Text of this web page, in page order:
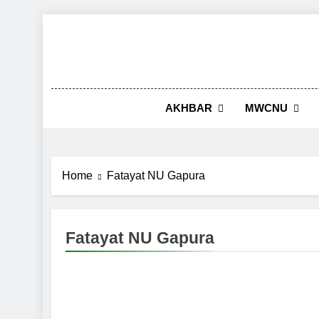
AKHBAR MWCNU
Home Fatayat NU Gapura
Fatayat NU Gapura